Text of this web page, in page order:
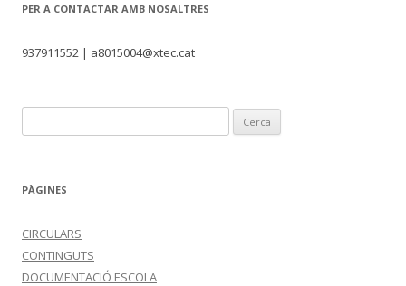
PER A CONTACTAR AMB NOSALTRES
937911552 | a8015004@xtec.cat
e
c
:
PÀGINES
CIRCULARS
CONTINGUTS
DOCUMENTACIÓ ESCOLA